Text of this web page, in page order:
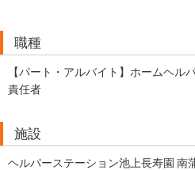
職種
【パート・アルバイト】ホームヘル
責任者
施設
ヘルパーステーション池上長寿園 南